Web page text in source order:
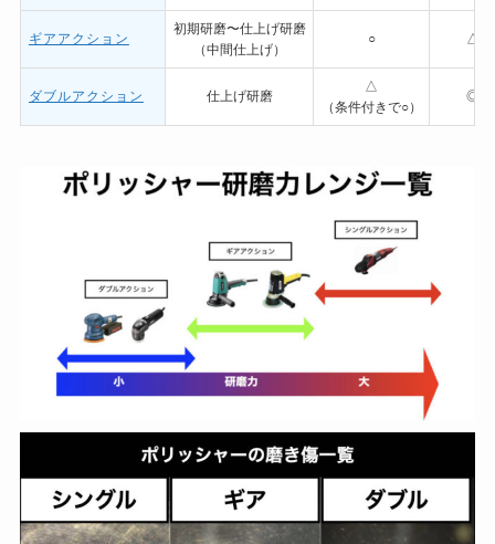
ギアアクション
初期研磨〜仕上げ研磨
（中間仕上げ）
○ △
ダブルアクション 仕上げ研磨
△
（条件付きで○）
◎